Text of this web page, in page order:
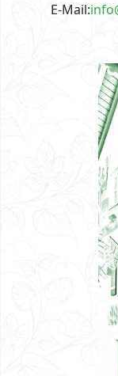
E-Mail: